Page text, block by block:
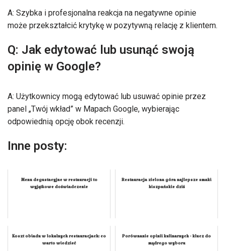
A: Szybka i profesjonalna reakcja na negatywne opinie
może przekształcić krytykę w pozytywną relację z klientem.
Q: Jak edytować lub usunąć swoją
opinię w Google?
A: Użytkownicy mogą edytować lub usuwać opinie przez
panel „Twój wkład” w Mapach Google, wybierając
odpowiednią opcję obok recenzji.
Inne posty:
Menu degustacyjne w restauracji to
wyjątkowe doświadczenie
Restauracja zielona góra najlepsze smaki
hiszpańskie dziś
Koszt obiadu w lokalnych restauracjach: co
warto wiedzieć
Porównanie opinii kulinarnych - klucz do
mądrego wyboru